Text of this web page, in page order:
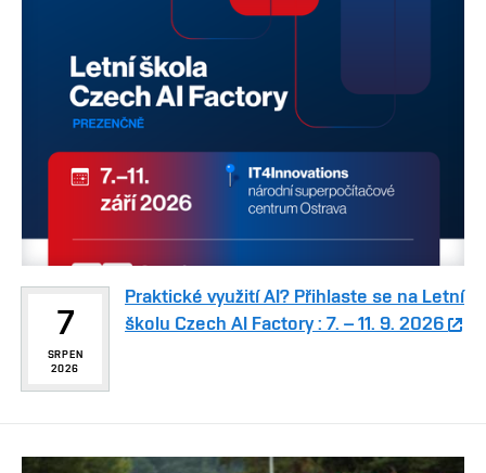
7
SRPEN
2026
Praktické využití AI? Přihlaste se na Letní
školu Czech AI Factory : 7. – 11. 9. 2026